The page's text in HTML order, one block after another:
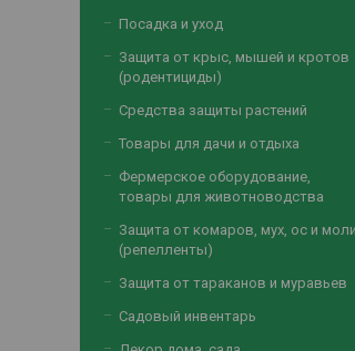
Посадка и уход
Защита от крыс, мышей и кротов
(родентициды)
Средства защиты растений
Товары для дачи и отдыха
Фермерское оборудование,
товары для животноводства
Защита от комаров, мух, ос и моли
(репелленты)
Защита от тараканов и муравьев
Садовый инвентарь